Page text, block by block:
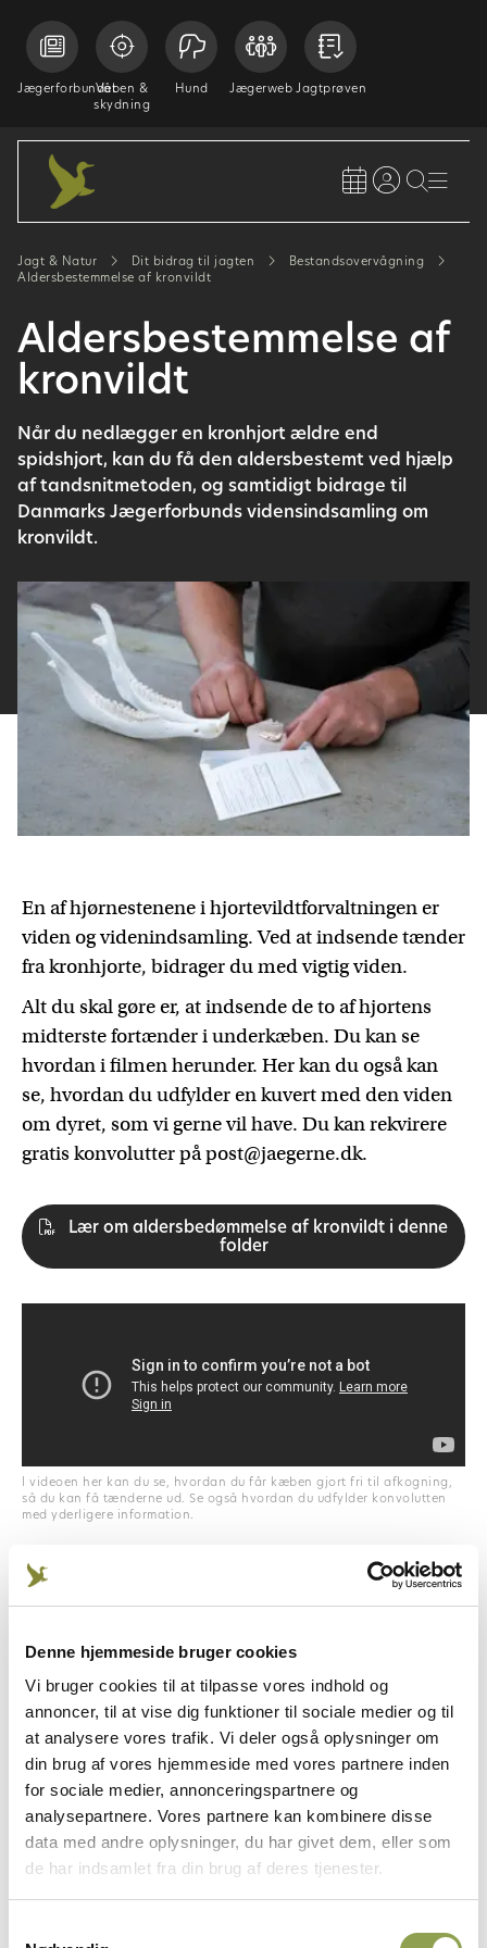
Denne hjemmeside bruger cookies
Vi bruger cookies til at tilpasse vores indhold og
annoncer, til at vise dig funktioner til sociale medier og til
at analysere vores trafik. Vi deler også oplysninger om
din brug af vores hjemmeside med vores partnere inden
for sociale medier, annonceringspartnere og
analysepartnere. Vores partnere kan kombinere disse
data med andre oplysninger, du har givet dem, eller som
de har indsamlet fra din brug af deres tjenester.
JægerforbundetVåben &
skydning
Hund Jægerweb Jagtprøven
Jagt & Natur Dit bidrag til jagten
Bestandsovervågning
Aldersbestemmelse af kronvildt
Aldersbestemmelse af
kronvildt
Når du nedlægger en kronhjort ældre end
spidshjort, kan du få den aldersbestemt ved hjælp
af tandsnitmetoden, og samtidigt bidrage til
Danmarks Jægerforbunds vidensindsamling om
kronvildt.
En af hjørnestenene i hjortevildtforvaltningen er
viden og videnindsamling. Ved at indsende tænder
fra kronhjorte, bidrager du med vigtig viden.
Alt du skal gøre er, at indsende de to af hjortens
midterste fortænder i underkæben. Du kan se
hvordan i filmen herunder. Her kan du også kan
se, hvordan du udfylder en kuvert med den viden
om dyret, som vi gerne vil have. Du kan rekvirere
gratis konvolutter på post@jaegerne.dk.
Lær om aldersbedømmelse af kronvildt i denne
folder
I videoen her kan du se, hvordan du får kæben gjort fri til afkogning,
så du kan få tænderne ud. Se også hvordan du udfylder konvolutten
med yderligere information.
Hvorfor samler vi tænder ind
I efteråret 2017 indførte Miljø- og
Fødevareministeren en ny forvaltningsramme for
Danmarks kronvildt.
Målet var at sikre en mere naturlig
bestandssammensætning. Det har hidtil været en
stor udfordring, at der nedlægges for få kalve og
hundyr, og at der generelt er for få ældre hjorte i
alder på minimum 8 år. Det er først fra denne